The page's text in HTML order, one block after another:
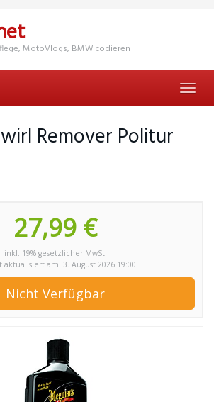
MotoVlogs, BMW codieren
Remover Politur
27,99 €
inkl. 19% gesetzlicher MwSt.
aktualisiert am: 3. August 2026 19:00
Nicht Verfügbar